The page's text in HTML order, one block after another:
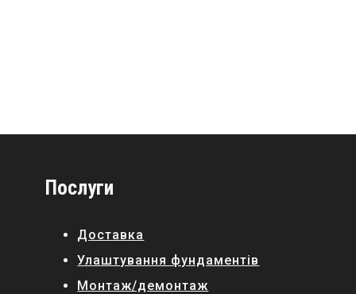
Послуги
Доставка
Улаштування фундаментів
Монтаж/демонтаж